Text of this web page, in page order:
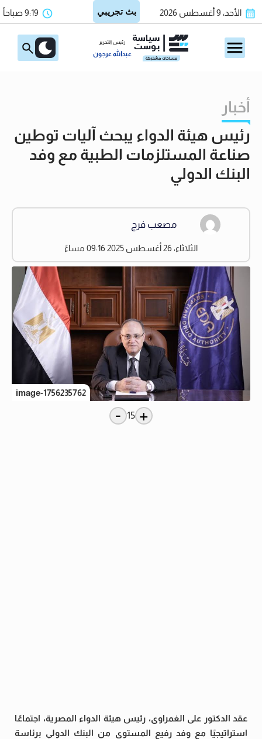
الأحد، 9 أغسطس 2026 9:19 صباحاً
رئيس التحرير
عبدالله عرجون
أخبار
رئيس هيئة الدواء يبحث آليات توطين
صناعة المستلزمات الطبية مع وفد
البنك الدولي
مصعب فرج
الثلاثاء، 26 أغسطس 2025 09:16 مساءً
image-1756235762
+
15
-
عقد الدكتور على الغمراوى، رئيس هيئة الدواء المصرية، اجتماعًا
استراتيجيًا مع وفد رفيع المستوى من البنك الدولي برئاسة